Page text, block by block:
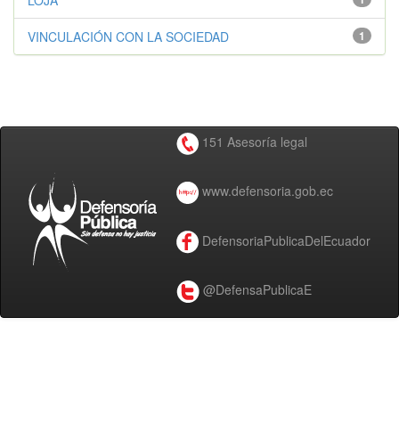
1
VINCULACIÓN CON LA SOCIEDAD
151 Asesoría legal
www.defensoria.gob.ec
DefensoriaPublicaDelEcuador
@DefensaPublicaE